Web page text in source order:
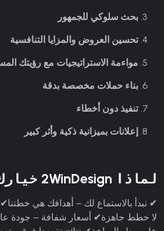
بحث سلوكي للجمهور
تحسين العروض والمزايا التنافسية
مواءمة الاستراتيجيات مع رؤيتك
بناء حملات مخصصة بدقة
تنفيذ دون أخطاء
إعلانات بميزانية ذكية وأثر كبير
لماذا 2WinDesign خيارك الأفضل؟
✔ نبدأ بالاستماع لك – أهدافك هي خطتنا✔
لا خطط جاهزة✔ أسعار شفافة – جودة